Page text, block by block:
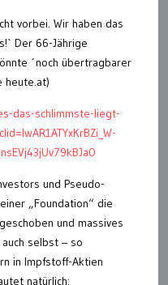
vorbei. Wir haben das
Der 66-Jährige
´noch übertragbarer
heute.at)
das-schlimmste-liegt-
und Pseudo-
„Foundation“ die
und massives
selbst – so
in Impfstoff-Aktien
natürlich: